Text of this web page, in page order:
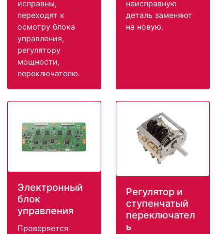
исправны,
переходят к
осмотру блока
управления,
регулятору
мощности,
переключателю.
неисправную
деталь заменяют
на новую.
Электронный
блок
управления
Проверяется
Регулятор и
ступенчатый
переключател
ь